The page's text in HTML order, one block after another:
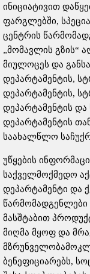
ინიციატივით
ფარგლებში,
ცენტრის
„მომავლის გზის“
მიულოცეს და
დეპარტამენტის,
დეპარტამენტის,
დეპარტამენტის და
დეპარტამენტის
საახალწლო
უწყების
საქველმოქმედო
დეპარტამენტი და
წარმომადგენლები
მასშტაბით
მიღმა მყოფ და
ბენეფიციარებს,